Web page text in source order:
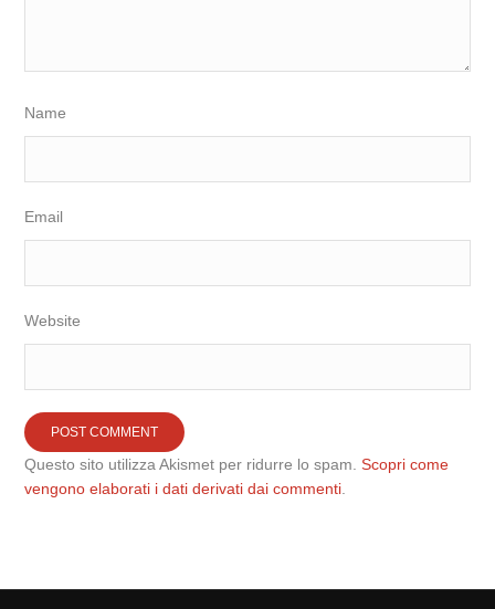
Name
Email
Website
Questo sito utilizza Akismet per ridurre lo spam.Scopri come
vengono elaborati i dati derivati dai commenti.